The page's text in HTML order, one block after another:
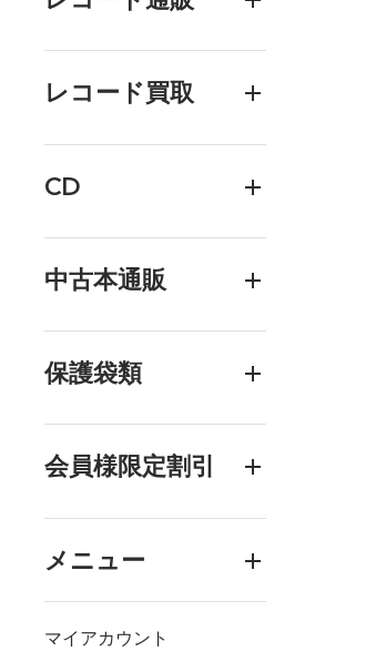
レコード買取
CD
中古本通販
保護袋類
会員様限定割引
メニュー
マイアカウント